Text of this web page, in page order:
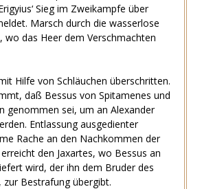
Sieg im Zweikampfe über
Marsch durch die wasserlose
wo das Heer dem Verschmachten
Hilfe von Schläuchen überschritten.
daß Bessus von Spitamenes und
genommen sei, um an Alexander
Entlassung ausgedienter
Rache an den Nachkommen der
den Jaxartes, wo Bessus an
wird, der ihn dem Bruder des
zur Bestrafung übergibt.